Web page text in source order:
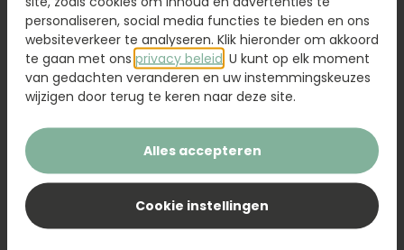
personaliseren, social media functies te bieden en ons
websiteverkeer te analyseren. Klik hieronder om akkoord
te gaan met ons privacy beleid . U kunt op elk moment
van gedachten veranderen en uw instemmingskeuzes
wijzigen door terug te keren naar deze site.
Alles accepteren
Cookie instellingen